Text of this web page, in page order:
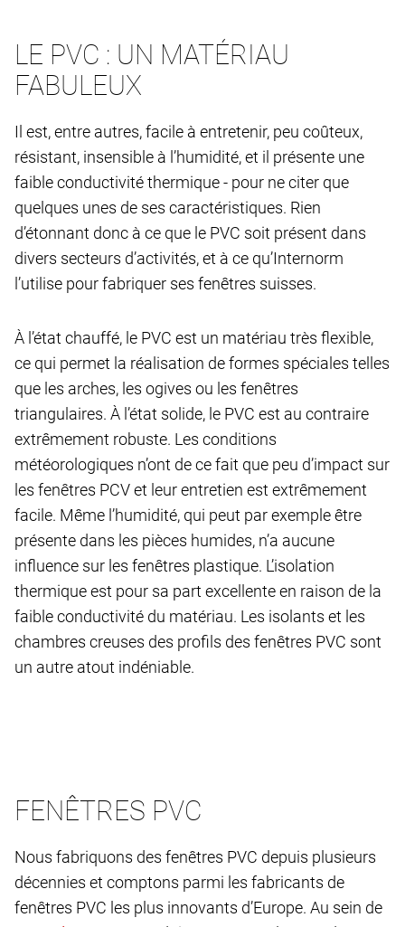
LE PVC : UN MATÉRIAU
FABULEUX
Il est, entre autres, facile à entretenir, peu coûteux,
résistant, insensible à l’humidité, et il présente une
faible conductivité thermique - pour ne citer que
quelques unes de ses caractéristiques. Rien
d’étonnant donc à ce que le PVC soit présent dans
divers secteurs d’activités, et à ce qu’Internorm
l’utilise pour fabriquer ses fenêtres suisses.
À l’état chauffé, le PVC est un matériau très flexible,
ce qui permet la réalisation de formes spéciales telles
que les arches, les ogives ou les fenêtres
triangulaires. À l’état solide, le PVC est au contraire
extrêmement robuste. Les conditions
météorologiques n’ont de ce fait que peu d’impact sur
les fenêtres PCV et leur entretien est extrêmement
facile. Même l’humidité, qui peut par exemple être
présente dans les pièces humides, n’a aucune
influence sur les fenêtres plastique. L’isolation
thermique est pour sa part excellente en raison de la
faible conductivité du matériau. Les isolants et les
chambres creuses des profils des fenêtres PVC sont
un autre atout indéniable.
FENÊTRES PVC
Nous fabriquons des fenêtres PVC depuis plusieurs
décennies et comptons parmi les fabricants de
fenêtres PVC les plus innovants d’Europe. Au sein de